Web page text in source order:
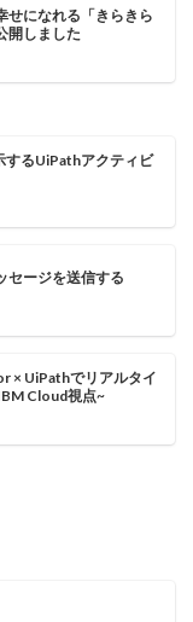
せになれる「きらきら
開しました
するUiPathアクティビ
ージを送信する
× UiPathでリアルタイ
Cloud視点~